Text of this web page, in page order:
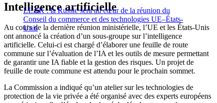
LEAK : la Russie sera au cœur de la réunion du
Conseil du commerce et des technologies UE–États-
Unis
Intelligence artificielle
Au cours de la dernière réunion ministérielle, l’UE et les États-Unis
ont annoncé la création d’un sous-groupe sur l’intelligence
artificielle. Celui-ci est chargé d’élaborer une feuille de route
commune sur l’évaluation de l’IA et les outils de mesure permettant
de garantir une IA fiable et la gestion des risques. Un projet de
feuille de route commune est attendu pour le prochain sommet.
La Commission a indiqué qu’un atelier sur les technologies de
protection de la vie privée a été organisé avec des experts européens